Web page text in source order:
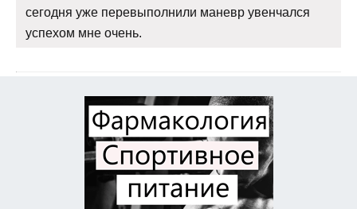
сегодня уже перевыполнили маневр увенчался
успехом мне очень.